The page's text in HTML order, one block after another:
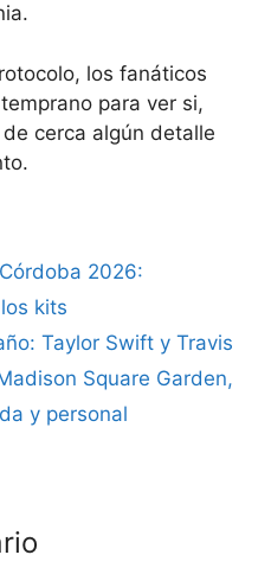
los fanáticos
para ver si,
cerca algún detalle
2026:
kits
Taylor Swift y Travis
Square Garden,
y personal